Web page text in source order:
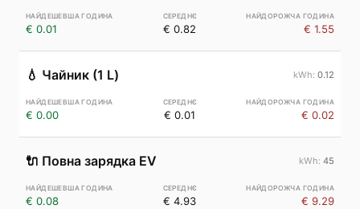
€ 0.01 € 0.82 € 1.55
💧 Чайник (1 L) 0.12
€ 0.00 € 0.01 € 0.02
🔌 Повна зарядка EV 45
€ 0.08 € 4.93 € 9.29